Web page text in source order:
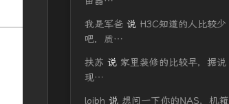
我是军爸 说 H3C知道的人比较少
吧，质…
扶苏 说 家里装修的比较早，据说
现…
loibh 说 想问一下你的NAS，机箱